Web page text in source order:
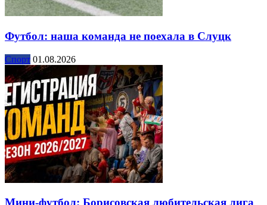
Футбол: наша команда не поехала в Слуцк
Спорт 01.08.2026